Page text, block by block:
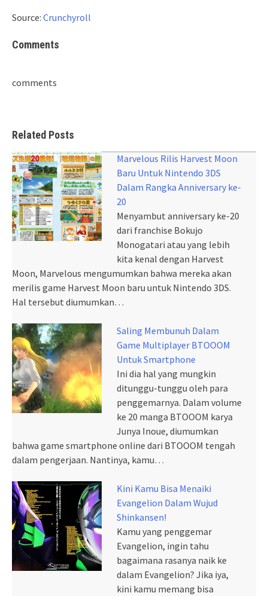
Source: Crunchyroll
Comments
comments
Related Posts
Marvelous Rilis Harvest Moon
Baru Untuk Nintendo 3DS
Dalam Rangka Anniversary ke-
20
Menyambut anniversary ke-20
dari franchise Bokujo
Monogatari atau yang lebih
kita kenal dengan Harvest
Moon, Marvelous mengumumkan bahwa mereka akan
merilis game Harvest Moon baru untuk Nintendo 3DS.
Hal tersebut diumumkan…
Saling Membunuh Dalam
Game Multiplayer BTOOOM
Untuk Smartphone
Ini dia hal yang mungkin
ditunggu-tunggu oleh para
penggemarnya. Dalam volume
ke 20 manga BTOOOM karya
Junya Inoue, diumumkan
bahwa game smartphone online dari BTOOOM tengah
dalam pengerjaan. Nantinya, kamu…
Kini Kamu Bisa Menaiki
Evangelion Dalam Wujud
Shinkansen!
Kamu yang penggemar
Evangelion, ingin tahu
bagaimana rasanya naik ke
dalam Evangelion? Jika iya,
kini kamu memang bisa